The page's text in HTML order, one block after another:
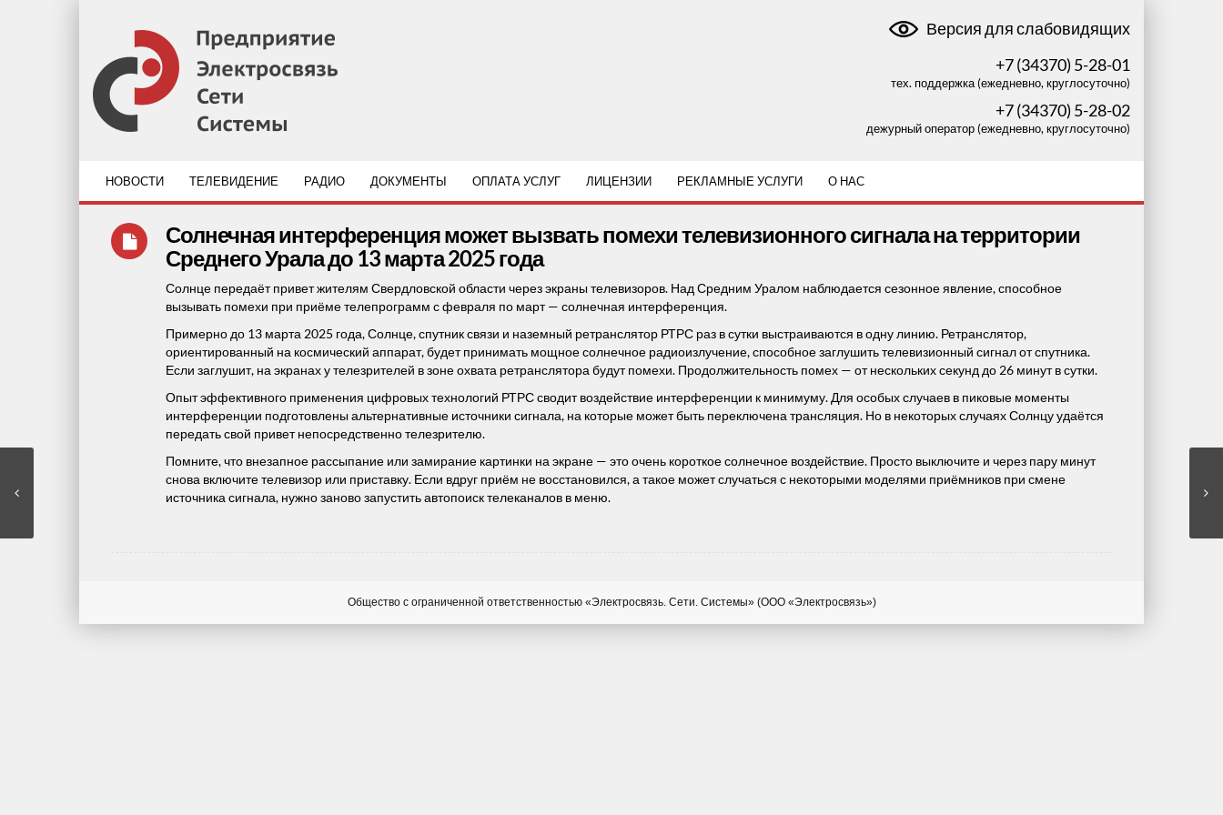
Версия для слабовидящих
+7 (34370) 5-28-01
тех. поддержка (ежедневно, круглосуточно)
+7 (34370) 5-28-02
дежурный оператор (ежедневно, круглосуточно)
НОВОСТИ ТЕЛЕВИДЕНИЕ РАДИО ДОКУМЕНТЫ ОПЛАТА УСЛУГ ЛИЦЕНЗИИ РЕКЛАМНЫЕ УСЛУГИ О НАС
Солнечная интерференция может вызвать помехи телевизионного сигнала на территории
Среднего Урала до 13 марта 2025 года
Солнце передаёт привет жителям Свердловской области через экраны телевизоров. Над Средним Уралом наблюдается сезонное явление, способное
вызывать помехи при приёме телепрограмм с февраля по март — солнечная интерференция.
Примерно до 13 марта 2025 года, Солнце, спутник связи и наземный ретранслятор РТРС раз в сутки выстраиваются в одну линию. Ретранслятор,
ориентированный на космический аппарат, будет принимать мощное солнечное радиоизлучение, способное заглушить телевизионный сигнал от спутника.
Если заглушит, на экранах у телезрителей в зоне охвата ретранслятора будут помехи. Продолжительность помех — от нескольких секунд до 26 минут в сутки.
Опыт эффективного применения цифровых технологий РТРС сводит воздействие интерференции к минимуму. Для особых случаев в пиковые моменты
интерференции подготовлены альтернативные источники сигнала, на которые может быть переключена трансляция. Но в некоторых случаях Солнцу удаётся
передать свой привет непосредственно телезрителю.
Помните, что внезапное рассыпание или замирание картинки на экране — это очень короткое солнечное воздействие. Просто выключите и через пару минут
снова включите телевизор или приставку. Если вдруг приём не восстановился, а такое может случаться с некоторыми моделями приёмников при смене
источника сигнала, нужно заново запустить автопоиск телеканалов в меню.
Общество с ограниченной ответственностью «Электросвязь. Сети. Системы» (ООО «Электросвязь»)